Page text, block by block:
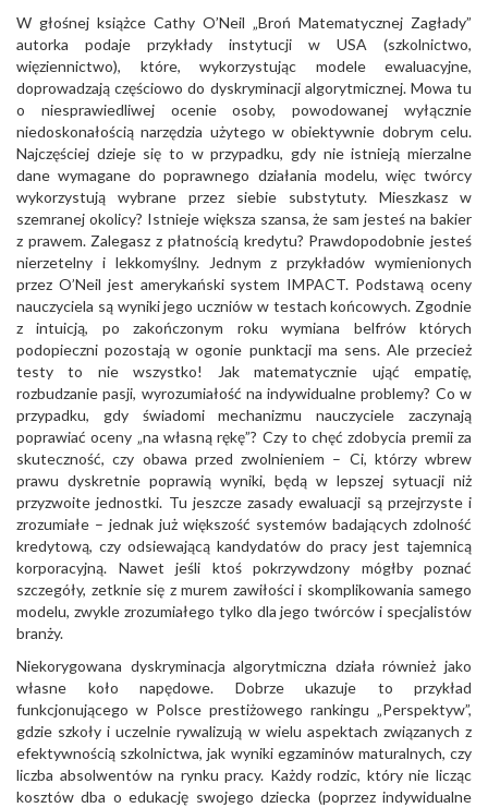
W głośnej książce Cathy O’Neil „Broń Matematycznej Zagłady”
autorka podaje przykłady instytucji w USA (szkolnictwo,
więziennictwo), które, wykorzystując modele ewaluacyjne,
doprowadzają częściowo do dyskryminacji algorytmicznej. Mowa tu
o niesprawiedliwej ocenie osoby, powodowanej wyłącznie
niedoskonałością narzędzia użytego w obiektywnie dobrym celu.
Najczęściej dzieje się to w przypadku, gdy nie istnieją mierzalne
dane wymagane do poprawnego działania modelu, więc twórcy
wykorzystują wybrane przez siebie substytuty. Mieszkasz w
szemranej okolicy? Istnieje większa szansa, że sam jesteś na bakier
z prawem. Zalegasz z płatnością kredytu? Prawdopodobnie jesteś
nierzetelny i lekkomyślny. Jednym z przykładów wymienionych
przez O’Neil jest amerykański system IMPACT. Podstawą oceny
nauczyciela są wyniki jego uczniów w testach końcowych. Zgodnie
z intuicją, po zakończonym roku wymiana belfrów których
podopieczni pozostają w ogonie punktacji ma sens. Ale przecież
testy to nie wszystko! Jak matematycznie ująć empatię,
rozbudzanie pasji, wyrozumiałość na indywidualne problemy? Co w
przypadku, gdy świadomi mechanizmu nauczyciele zaczynają
poprawiać oceny „na własną rękę”? Czy to chęć zdobycia premii za
skuteczność, czy obawa przed zwolnieniem – Ci, którzy wbrew
prawu dyskretnie poprawią wyniki, będą w lepszej sytuacji niż
przyzwoite jednostki. Tu jeszcze zasady ewaluacji są przejrzyste i
zrozumiałe – jednak już większość systemów badających zdolność
kredytową, czy odsiewającą kandydatów do pracy jest tajemnicą
korporacyjną. Nawet jeśli ktoś pokrzywdzony mógłby poznać
szczegóły, zetknie się z murem zawiłości i skomplikowania samego
modelu, zwykle zrozumiałego tylko dla jego twórców i specjalistów
branży.
Niekorygowana dyskryminacja algorytmiczna działa również jako
własne koło napędowe. Dobrze ukazuje to przykład
funkcjonującego w Polsce prestiżowego rankingu „Perspektyw”,
gdzie szkoły i uczelnie rywalizują w wielu aspektach związanych z
efektywnością szkolnictwa, jak wyniki egzaminów maturalnych, czy
liczba absolwentów na rynku pracy. Każdy rodzic, który nie licząc
kosztów dba o edukację swojego dziecka (poprzez indywidualne